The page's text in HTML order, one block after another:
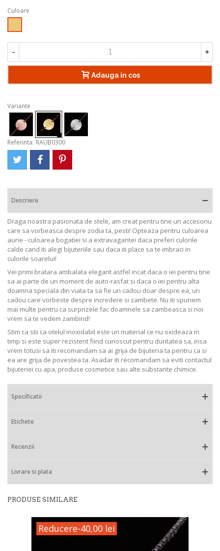
Culoare
- +
Adauga in cos
Variante
Referinta: RAUB0300
Descriere
Draga noastra pasionata de stele, am creat pentru tine un accesoriu
care sa vorbeasca despre zodia ta, pesti! Opteaza pentru culoarea
aurie - culoarea bogatiei si a extravagantei daca preferi culorile
calde cand iti alegi bijuteriile sau daca iti place sa te imbraci in
culorile soarelui!
Vei primi bratara ambalata elegant astfel incat daca o iei pentru tine
sa ai parte de un moment de auto-rasfat si daca o iei pentru alta
doamna speciala din viata ta sa fie un cadou doar despre ea, un
cadou care vorbeste despre incredere si zambete. Nu iti spunem
mai multe pentru ca surprizele fac doamnele sa zambeasca si noi
vrem sa te vedem zambind!
Stim ca stii ca otelul inoxidabil este un material ce nu oxideaza in
timp si este super rezistent fiind cunoscut pentru duritatea sa, insa
vrem totusi sa iti recomandam sa ai grija de bijuteria ta pentru ca si
ea are grija de povestea ta. Asadar iti recomandam sa eviti contactul
bijuteriei cu apa, produse cosmetice sau alte substante chimice.
Specificatii
Etichete
Recenzii
Livrare si plata
PRODUSE SIMILARE
Reducere-40,00 lei